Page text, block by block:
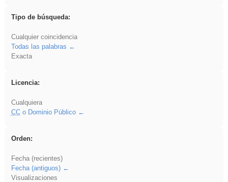
Tipo de búsqueda:
Cualquier coincidencia
Todas las palabras
Exacta
Licencia:
Cualquiera
CCo Dominio Público
Orden:
Fecha (recientes)
Fecha (antiguos)
Visualizaciones